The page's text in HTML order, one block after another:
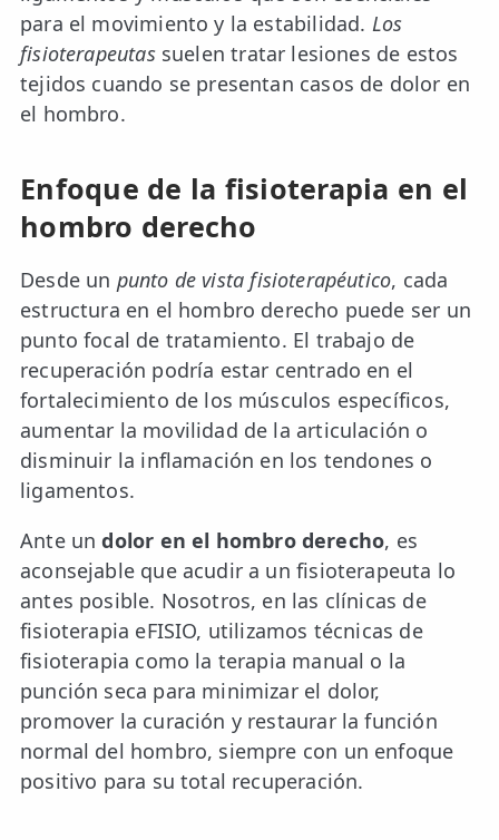
para el movimiento y la estabilidad. Los
fisioterapeutassuelen tratar lesiones de estos
tejidos cuando se presentan casos de dolor en
el hombro.
Enfoque de la fisioterapia en el
hombro derecho
Desde un punto de vista fisioterapéutico, cada
estructura en el hombro derecho puede ser un
punto focal de tratamiento. El trabajo de
recuperación podría estar centrado en el
fortalecimiento de los músculos específicos,
aumentar la movilidad de la articulación o
disminuir la inflamación en los tendones o
ligamentos.
Ante undolor en el hombro derecho, es
aconsejable que acudir a un fisioterapeuta lo
antes posible. Nosotros, en las clínicas de
fisioterapia eFISIO, utilizamos técnicas de
fisioterapia como la terapia manual o la
punción seca para minimizar el dolor,
promover la curación y restaurar la función
normal del hombro, siempre con un enfoque
positivo para su total recuperación.